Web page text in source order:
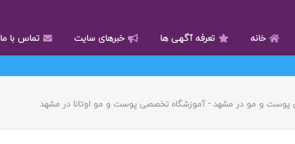
خانه تعرفه آگهی ها خبرهای سایت
تماس با ما
پوست و مو در مشهد - آموزشگاه تخصصی پوست و مو اوتانا در مشهد